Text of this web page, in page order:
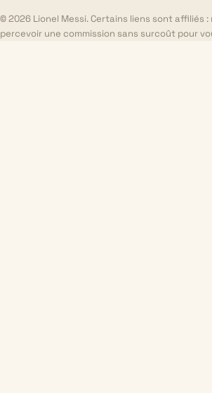
© 2026 Lionel Messi. Certains liens sont affiliés :
percevoir une commission sans surcoût pour